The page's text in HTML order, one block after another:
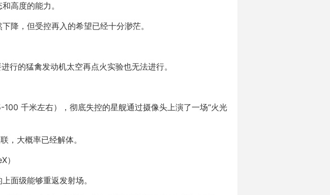
高度的能力。
降，但受控再入的希望已经十分渺茫。
行的猛禽发动机太空再点火实验也无法进行。
千米左右），彻底失控的星舰通过摄像头上演了一场“火光
，大概率已经解体。
）
面级能够重返发射场。